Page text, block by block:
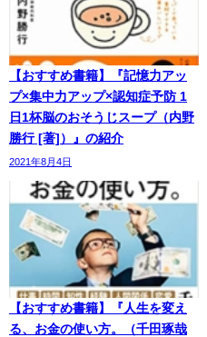
【おすすめ書籍】『記憶力アッ
プ×集中力アップ×認知症予防 1
日1杯脳のおそうじスープ（内野
勝行 [著]）』の紹介
2021年8月4日
【おすすめ書籍】『人生を変え
る、お金の使い方。（千田琢哉